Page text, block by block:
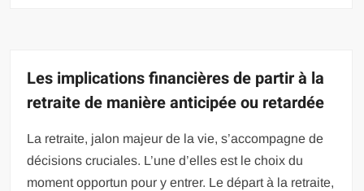
Les implications financières de partir à la
retraite de manière anticipée ou retardée
La retraite, jalon majeur de la vie, s’accompagne de
décisions cruciales. L’une d’elles est le choix du
moment opportun pour y entrer. Le départ à la retraite,